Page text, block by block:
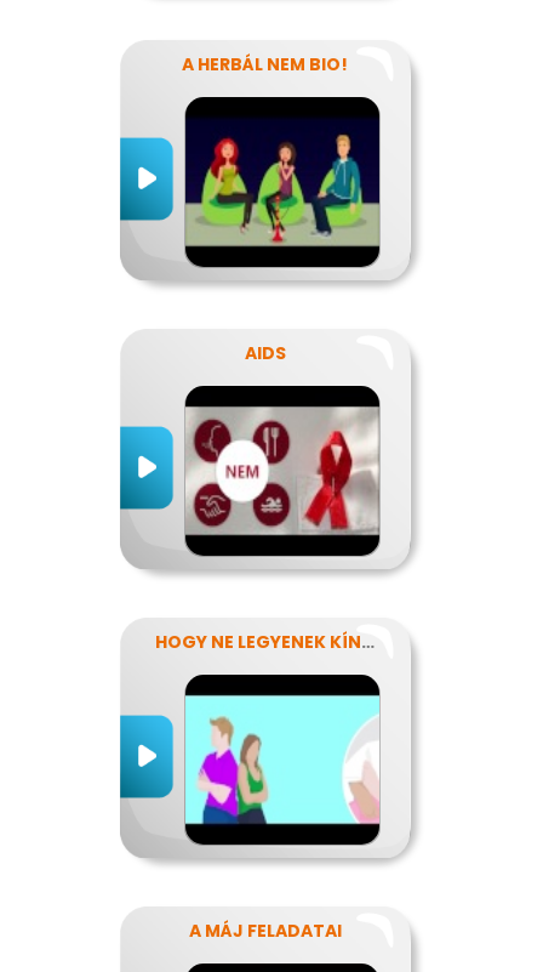
A HERBÁL NEM BIO!
AIDS
HOGY NE LEGYENEK KÍNOS TITKOK
A MÁJ FELADATAI